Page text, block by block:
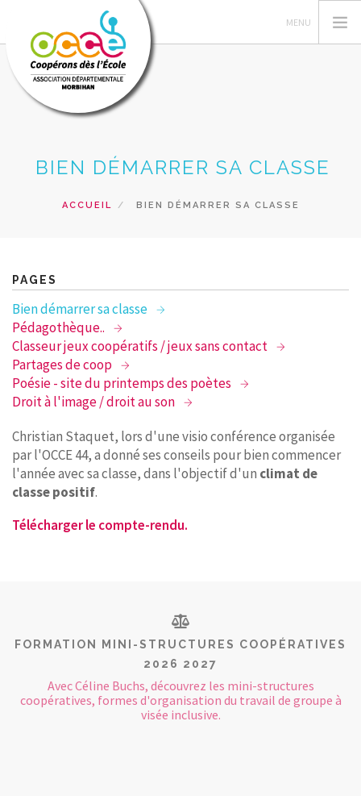
GÉRER SA COOPÉRATIVE
RECHERCHER
CONTACT
BIEN DÉMARRER SA CLASSE
ACCUEIL BIEN DÉMARRER SA CLASSE
PAGES
Bien démarrer sa classe
Pédagothèque..
Classeur jeux coopératifs / jeux sans contact
Partages de coop
Poésie - site du printemps des poètes
Droit à l'image / droit au son
Christian Staquet, lors d'une visio conférence organisée
par l'OCCE 44, a donné ses conseils pour bien commencer
l'année avec sa classe, dans l'objectif d'un climat de
classe positif.
Télécharger le compte-rendu.
FORMATION MINI-STRUCTURES COOPÉRATIVES
2026 2027
Avec Céline Buchs, découvrez les mini-structures
coopératives, formes d'organisation du travail de groupe à
visée inclusive.